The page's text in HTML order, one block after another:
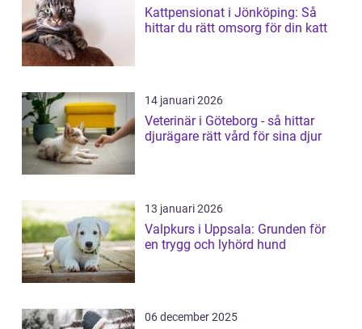
Kattpensionat i Jönköping: Så
hittar du rätt omsorg för din katt
14 januari 2026
Veterinär i Göteborg - så hittar
djurägare rätt vård för sina djur
13 januari 2026
Valpkurs i Uppsala: Grunden för
en trygg och lyhörd hund
06 december 2025